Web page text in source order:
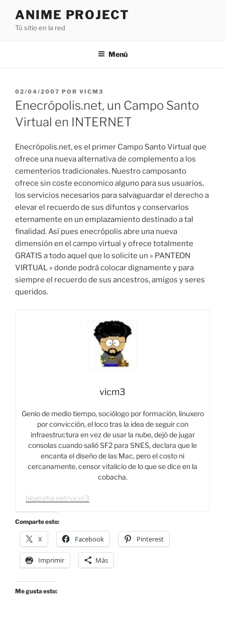
contenido
ANIME PROJECT
Tú sitio en la red
Menú
PUBLICADO
EL
02/04/2007 POR VICM3
Enecrópolis.net, un Campo Santo
Virtual en INTERNET
Enecrópolis.net, es el primer Campo Santo Virtual que
ofrece una nueva alternativa de complemento a los
cementerios tradicionales. Nuestro camposanto
ofrece sin coste economico alguno para sus usuarios,
los servicios necesarios para salvaguardar el derecho a
elevar el recuerdo de sus difuntos y conservarlos
eternamente en un emplazamiento destinado a tal
finalidad. Así pues enecrópolis abre una nueva
dimensión en el campo virtual y ofrece totalmente
GRATIS a todo aquel que lo solicite un » PANTEON
VIRTUAL » donde podrá colocar dignamente y para
siempre el recuerdo de sus ancestros, amigos y seres
queridos.
vicm3
Genio de medio tiempo, sociólogo por formación, linuxero
por convicción, el loco tras la idea de seguir con
infraestructura en vez de usar la nube, dejó de jugar
consolas cuando salió SF2 para SNES, declara que le
encanta el diseño de las Mac, pero el costo ni
cercanamente, censor vitalicio de lo que se dice en la
cobacha.
blografia.net/vicm3
Comparte esto:
X Facebook Pinterest
Imprimir Más
Me gusta esto: